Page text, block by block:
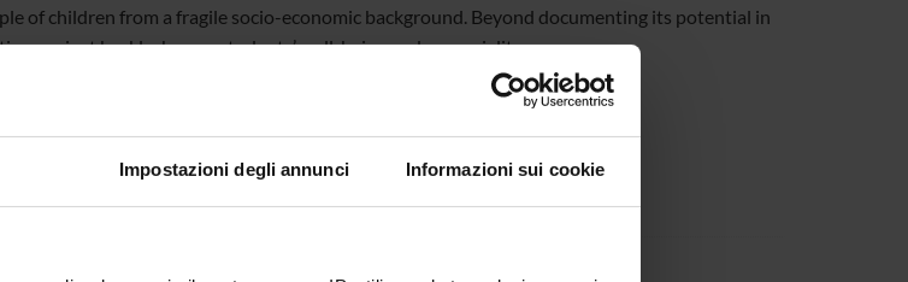
Impostazioni degli annunci Informazioni sui cookie
of children from a fragile socio-economic background. Beyond documenting its potential in
against backlashes on students’ well-being and prosociality.
Maurizio Malpede